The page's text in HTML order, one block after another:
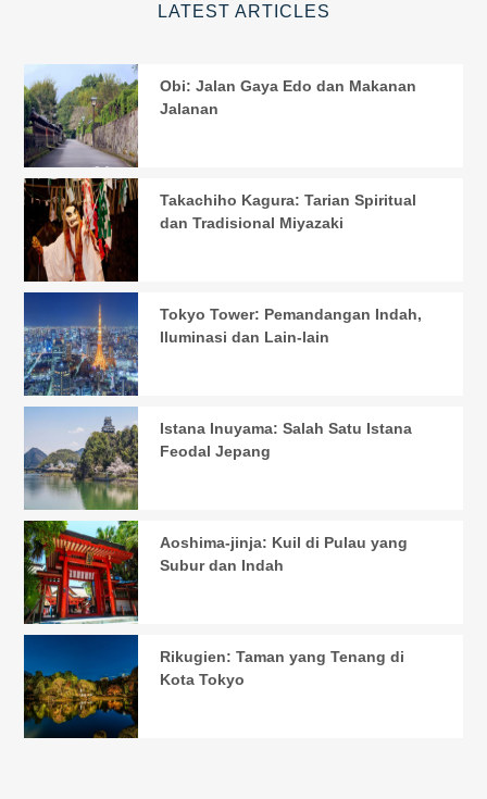
LATEST ARTICLES
Obi: Jalan Gaya Edo dan Makanan
Jalanan
Takachiho Kagura: Tarian Spiritual
dan Tradisional Miyazaki
Tokyo Tower: Pemandangan Indah,
Iluminasi dan Lain-lain
Istana Inuyama: Salah Satu Istana
Feodal Jepang
Aoshima-jinja: Kuil di Pulau yang
Subur dan Indah
Rikugien: Taman yang Tenang di
Kota Tokyo